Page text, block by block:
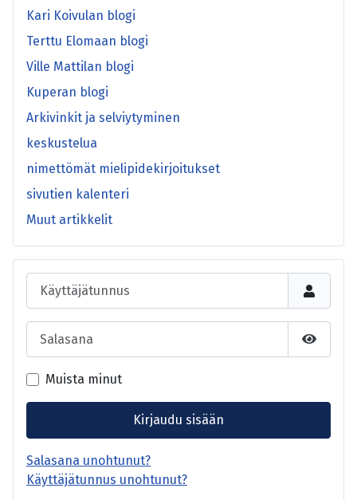
Kari Koivulan blogi
Terttu Elomaan blogi
Ville Mattilan blogi
Kuperan blogi
Arkivinkit ja selviytyminen
keskustelua
nimettömät mielipidekirjoitukset
sivutien kalenteri
Muut artikkelit
Käyttäjätunnus
Salasana
Näytä
Muista minut
Kirjaudu sisään
Salasana unohtunut?
Käyttäjätunnus unohtunut?